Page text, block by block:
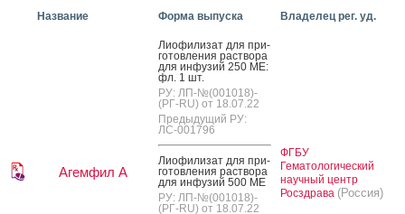
Название Форма выпуска Владелец рег. уд.
Агемфил А
Ли­офи­лизат для при­
готов­ле­ния рас­тво­ра
для ин­фу­зий 250 МЕ:
фл. 1 шт.
РУ: ЛП-№(001018)-
(РГ-RU) от 18.07.22
Предыдущий РУ:
ЛС-001796
Ли­офи­лизат для при­
готов­ле­ния рас­тво­ра
для ин­фу­зий 500 МЕ
РУ: ЛП-№(001018)-
(РГ-RU) от 18.07.22
ФГБУ
Гематологический
научный центр
Росздрава (Россия)